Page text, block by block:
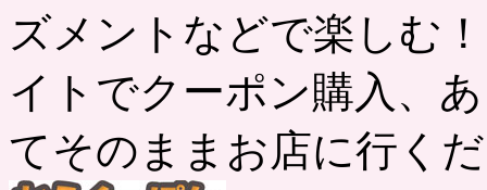
ズメントなどで楽しむ
イトでクーポン購入、
てそのままお店に行く